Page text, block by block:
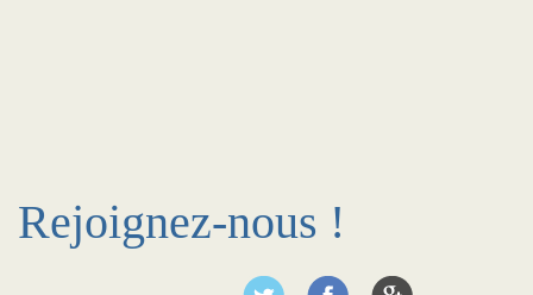
Rejoignez-nous !